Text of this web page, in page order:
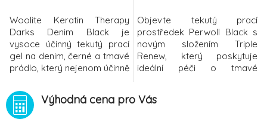
Woolite Keratin Therapy
Darks Denim Black je
vysoce účinný tekutý prací
gel na denim, černé a tmavé
prádlo, který nejenom účinně
na oblečení před
vyblednutím. Díky obsahu
keratinu pomáhá chránit
Objevte tekutý prací
prostředek Perwoll Black s
novým složením Triple
Renew, který poskytuje
ideální péči o tmavé
nejen šetrně čistí, ale také
Výhodná cena pro Vás